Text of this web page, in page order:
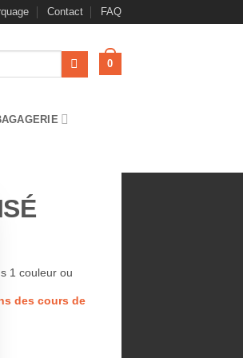
Contact FAQ
0
1 couleur ou
des cours de